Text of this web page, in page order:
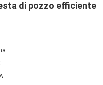
di pozzo efficiente